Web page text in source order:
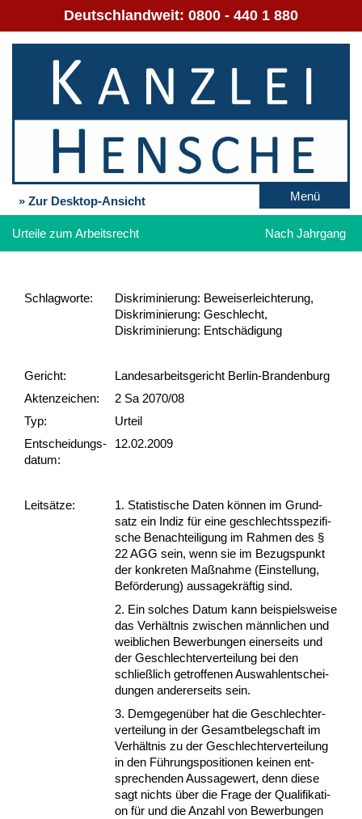
Deutschlandweit: 0800 - 440 1 880
» Zur Desktop-Ansicht Menü
Urteile zum Arbeitsrecht Nach Jahrgang
Schlag­worte:
Diskriminierung: Beweiserleichterung,
Diskriminierung: Geschlecht,
Diskriminierung: Entschädigung
Gericht:
Landesarbeitsgericht Berlin-Brandenburg
Akten­zeichen:
2 Sa 2070/08
Typ:
Urteil
Ent­scheid­ungs­
datum:
12.02.2009
Leit­sätze:
1. Sta­tis­ti­sche Da­ten können im Grund­
satz ein In­diz für ei­ne ge­schlechts­spe­zi­fi­
sche Be­nach­tei­li­gung im Rah­men des §
22 AGG sein, wenn sie im Be­zugs­punkt
der kon­kre­ten Maßnah­me (Ein­stel­lung,
Beförde­rung) aus­sa­ge­kräftig sind.
2. Ein sol­ches Da­tum kann bei­spiels­wei­se
das Verhält­nis zwi­schen männ­li­chen und
weib­li­chen Be­wer­bun­gen ei­ner­seits und
der Ge­schlech­ter­ver­tei­lung bei den
schließlich ge­trof­fe­nen Aus­wah­l­ent­schei­
dun­gen an­de­rer­seits sein.
3. Dem­ge­genüber hat die Ge­schlech­ter­
ver­tei­lung in der Ge­samt­be­leg­schaft im
Verhält­nis zu der Ge­schlech­ter­ver­tei­lung
in den Führungs­po­si­tio­nen kei­nen ent­
spre­chen­den Aus­sa­ge­wert, denn die­se
sagt nichts über die Fra­ge der Qua­li­fi­ka­ti­
on für und die An­zahl von Be­wer­bun­gen